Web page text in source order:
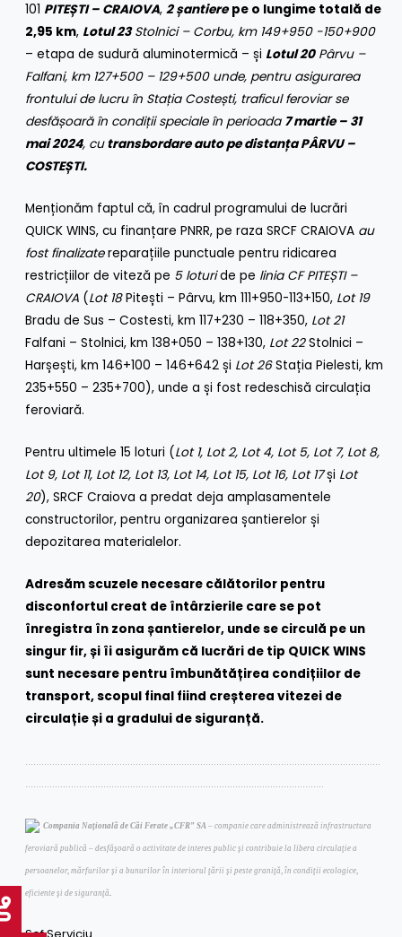
101 PITEȘTI – CRAIOVA,2 șantiere pe o lungime totală de
2,95 km, Lotul 23 Stolnici – Corbu, km 149+950 -150+900
– etapa de sudură aluminotermică – și Lotul 20Pârvu –
Falfani, km 127+500 – 129+500 unde, pentru asigurarea
frontului de lucru în Stația Costești, traficul feroviar se
desfășoară în condiții speciale în perioada 7 martie– 31
mai 2024, cutransbordare auto pe distanța PÂRVU –
COSTEȘTI.
Menționăm faptul că, în cadrul programului de lucrări
QUICK WINS, cu finanțare PNRR, pe raza SRCF CRAIOVA au
fost finalizatereparațiile punctuale pentru ridicarea
restricțiilor de viteză pe 5 loturide pe linia CF PITEȘTI –
CRAIOVA (Lot 18Pitești – Pârvu, km 111+950-113+150, Lot 19
Bradu de Sus – Costesti, km 117+230 – 118+350, Lot 21
Falfani – Stolnici, km 138+050 – 138+130, Lot 22Stolnici –
Harșești, km 146+100 – 146+642 și Lot 26Stația Pielesti, km
235+550 – 235+700), unde a și fost redeschisă circulația
feroviară.
Pentru ultimele 15 loturi (Lot 1, Lot 2, Lot 4, Lot 5, Lot 7, Lot 8,
Lot 9, Lot 11, Lot 12, Lot 13, Lot 14, Lot 15, Lot 16, Lot 17și Lot
20), SRCF Craiova a predat deja amplasamentele
constructorilor, pentru organizarea șantierelor și
depozitarea materialelor.
Adresăm scuzele necesare călătorilor pentru
disconfortul creat de întârzierile care se pot
înregistra în zona șantierelor, unde se circulă pe un
singur fir, și îi asigurăm că lucrări de tip QUICK WINS
sunt necesare pentru îmbunătățirea condițiilor de
transport, scopul final fiind creșterea vitezei de
circulație și a gradului de siguranță.
Compania Naţională de Căi Ferate „CFR” SA – companie care administrează infrastructura
feroviară publică – desfăşoară o activitate de interes public şi contribuie la libera circulaţie a
persoanelor, mărfurilor şi a bunurilor în interiorul ţării şi peste graniţă, în condiţii ecologice,
eficiente şi de siguranţă.